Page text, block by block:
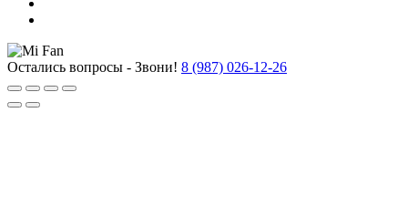
Остались вопросы - Звони! 8 (987) 026-12-26